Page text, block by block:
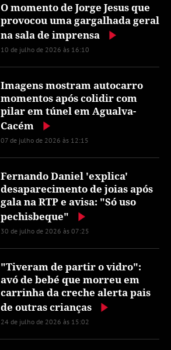
O momento de Jorge Jesus que
provocou uma gargalhada geral
na sala de imprensa
10 de julho de 2026 às 16:10
Imagens mostram autocarro
momentos após colidir com
pilar em túnel em Agualva-
Cacém
07 de julho de 2026 às 12:15
Fernando Daniel 'explica'
desaparecimento de joias após
gala na RTP e avisa: "Só uso
pechisbeque"
30 de julho de 2026 às 07:25
"Tiveram de partir o vidro":
avó de bebé que morreu em
carrinha da creche alerta pais
de outras crianças
24 de julho de 2026 às 15:02